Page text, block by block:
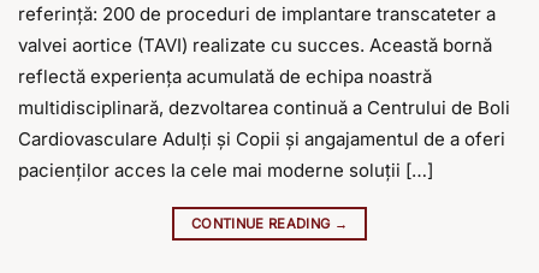
referință: 200 de proceduri de implantare transcateter a
valvei aortice (TAVI) realizate cu succes. Această bornă
reflectă experiența acumulată de echipa noastră
multidisciplinară, dezvoltarea continuă a Centrului de Boli
Cardiovasculare Adulți și Copii și angajamentul de a oferi
pacienților acces la cele mai moderne soluții […]
CONTINUE READING →